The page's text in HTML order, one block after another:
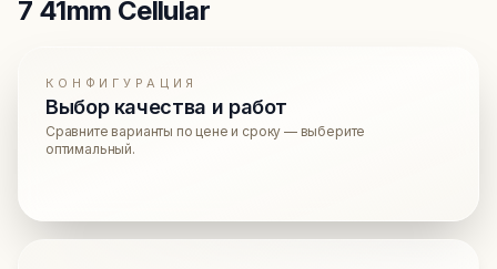
7 41mm Cellular
КОНФИГУРАЦИЯ
Выбор качества и работ
Сравните варианты по цене и сроку — выберите
оптимальный.